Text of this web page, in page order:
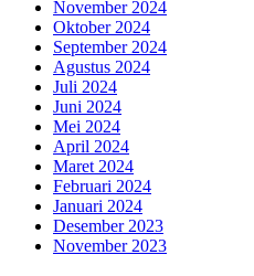
November 2024
Oktober 2024
September 2024
Agustus 2024
Juli 2024
Juni 2024
Mei 2024
April 2024
Maret 2024
Februari 2024
Januari 2024
Desember 2023
November 2023